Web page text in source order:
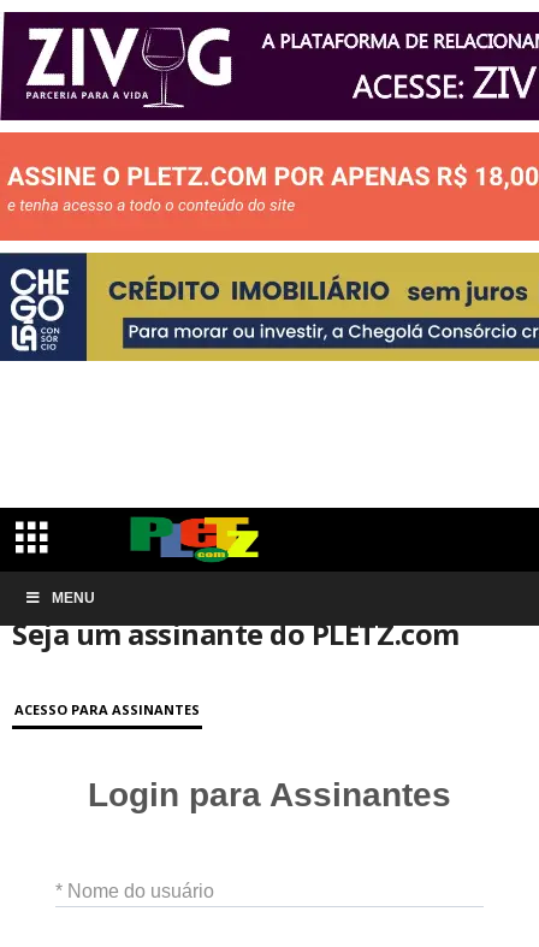
MENU
Início Conta de associação
Seja um assinante do PLETZ.com
ACESSO PARA ASSINANTES
Login para Assinantes
* Nome do usuário